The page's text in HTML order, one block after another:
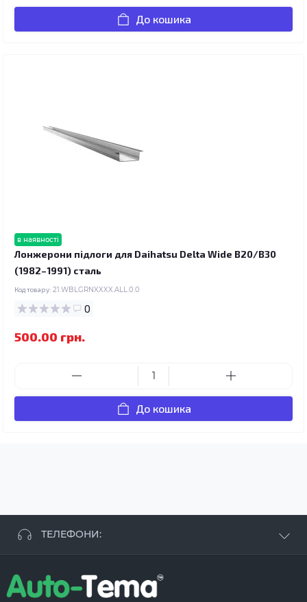
До кошика
в наявності
Лонжерони підлоги для Daihatsu Delta Wide B20/B30
(1982–1991) сталь
Код товару: 21.WBLGRNXXXX.ALL.0.0
0
500.00 грн.
До кошика
ТЕЛЕФОНИ:
+38 096 250 84 38
+38 099 657 61 50